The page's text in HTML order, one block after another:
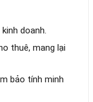
doanh.
thuê, mang lại
bảo tính minh